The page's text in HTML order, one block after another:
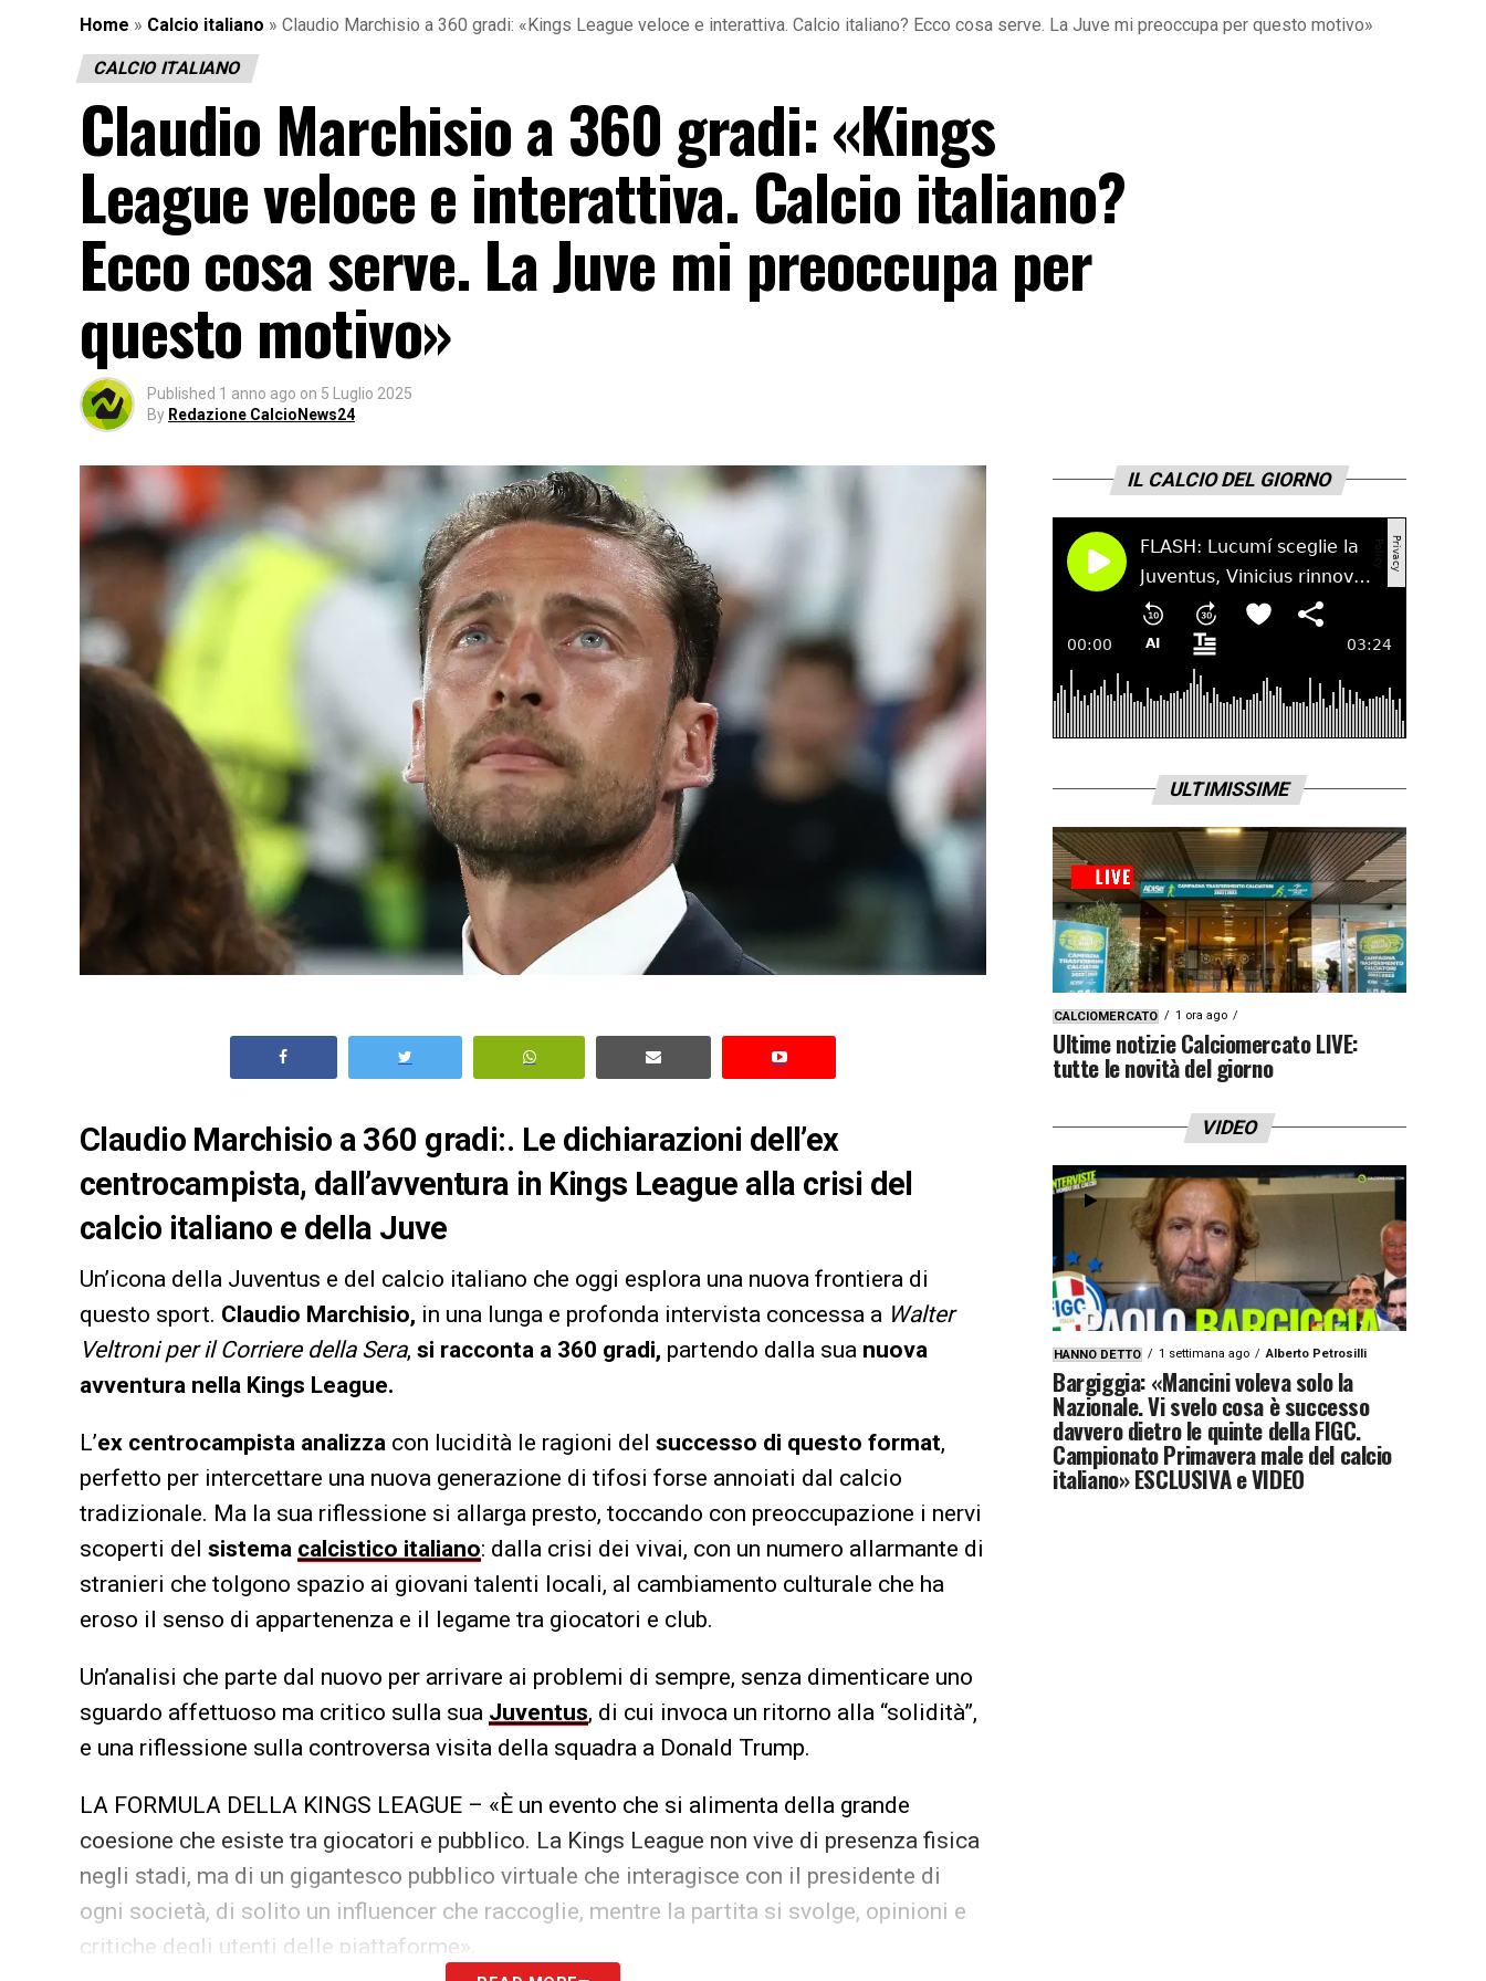
Home » Calcio italiano » Claudio Marchisio a 360 gradi: «Kings League veloce e interattiva. Calcio italiano? Ecco cosa serve. La Juve mi preoccupa per questo motivo»
CALCIO ITALIANO
Claudio Marchisio a 360 gradi: «Kings
League veloce e interattiva. Calcio italiano?
Ecco cosa serve. La Juve mi preoccupa per
questo motivo»
Published 1 anno ago on 5 Luglio 2025
By Redazione CalcioNews24
Claudio Marchisio a 360 gradi:. Le dichiarazioni dell’ex
centrocampista, dall’avventura in Kings League alla crisi del
calcio italiano e della Juve
Un’icona della Juventus e del calcio italiano che oggi esplora una nuova frontiera di
questo sport. Claudio Marchisio, in una lunga e profonda intervista concessa a Walter
Veltroni per il Corriere della Sera, si racconta a 360 gradi, partendo dalla sua nuova
avventura nella Kings League.
L’ex centrocampista analizza con lucidità le ragioni del successo di questo format,
perfetto per intercettare una nuova generazione di tifosi forse annoiati dal calcio
tradizionale. Ma la sua riflessione si allarga presto, toccando con preoccupazione i nervi
scoperti del sistema calcistico italiano: dalla crisi dei vivai, con un numero allarmante di
stranieri che tolgono spazio ai giovani talenti locali, al cambiamento culturale che ha
eroso il senso di appartenenza e il legame tra giocatori e club.
Un’analisi che parte dal nuovo per arrivare ai problemi di sempre, senza dimenticare uno
sguardo affettuoso ma critico sulla sua Juventus, di cui invoca un ritorno alla “solidità”,
e una riflessione sulla controversa visita della squadra a Donald Trump.
LA FORMULA DELLA KINGS LEAGUE – «È un evento che si alimenta della grande
coesione che esiste tra giocatori e pubblico. La Kings League non vive di presenza fisica
negli stadi, ma di un gigantesco pubblico virtuale che interagisce con il presidente di
ogni società, di solito un influencer che raccoglie, mentre la partita si svolge, opinioni e
critiche degli utenti delle piattaforme».
IL CALCIO DEL GIORNO
ULTIMISSIME
CALCIOMERCATO 1 ora ago
Ultime notizie Calciomercato LIVE:
tutte le novità del giorno
VIDEO
HANNO DETTO 1 settimana ago Alberto Petrosilli
Bargiggia: «Mancini voleva solo la
Nazionale. Vi svelo cosa è successo
davvero dietro le quinte della FIGC.
Campionato Primavera male del calcio
italiano» ESCLUSIVA e VIDEO